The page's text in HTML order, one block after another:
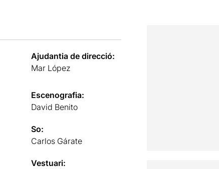
Ajudantia de direcció:
Mar López
Escenografia:
David Benito
So:
Carlos Gárate
Vestuari: